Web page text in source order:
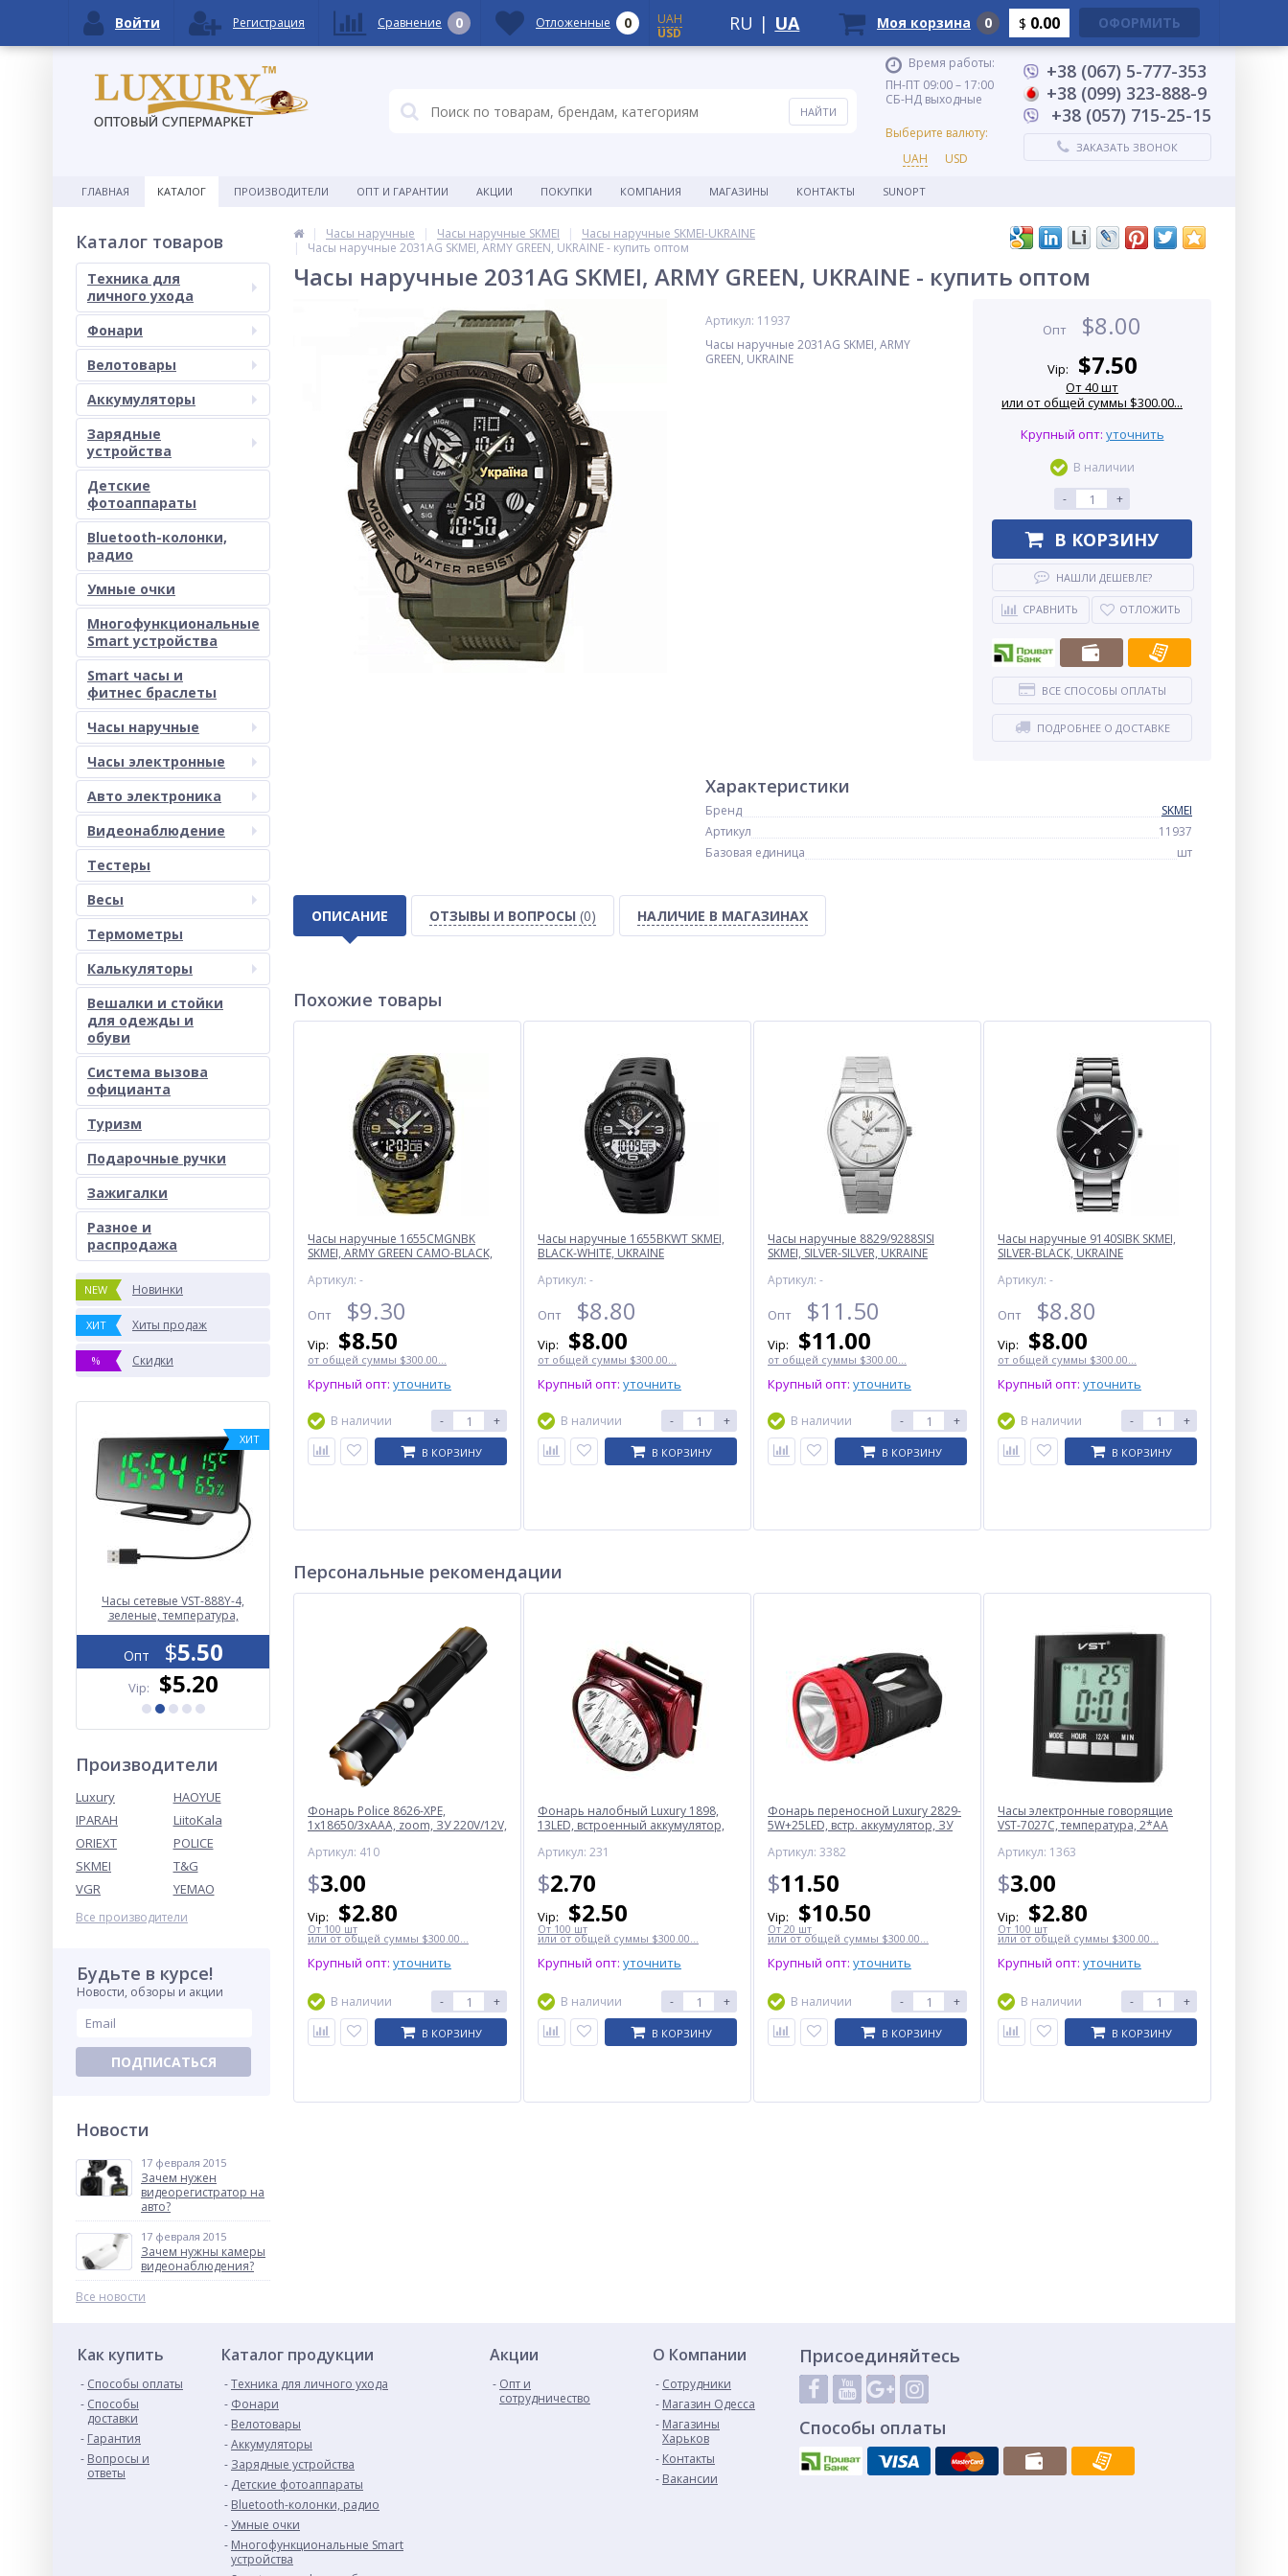
Время работы:
ПН-ПТ 09:00 – 17:00
СБ-НД выходные
Выберите валюту:
UAH
USD
+38 (067) 5-777-353
+38 (099) 323-888-9
+38 (057) 715-25-15
ЗАКАЗАТЬ ЗВОНОК
ГЛАВНАЯ КАТАЛОГ ПРОИЗВОДИТЕЛИ ОПТ И ГАРАНТИИ АКЦИИ ПОКУПКИ КОМПАНИЯ МАГАЗИНЫ КОНТАКТЫ SUNOPT
Каталог товаров
Техника для
личного ухода
Фонари
Велотовары
Аккумуляторы
Зарядные
устройства
Детские
фотоаппараты
Bluetooth-колонки,
радио
Умные очки
Многофункциональные
Smart устройства
Smart часы и
фитнес браслеты
Часы наручные
Часы электронные
Авто электроника
Видеонаблюдение
Тестеры
Весы
Термометры
Калькуляторы
Вешалки и стойки
для одежды и
обуви
Система вызова
официанта
Туризм
Подарочные ручки
Зажигалки
Разное и
раcпродажа
NEW Новинки
ХИТ Хиты продаж
% Скидки
ХИТ
Часы сетевые VST-888Y-4,
зеленые, температура,
Опт $5.50
Vip: $5.20 $0.05
7.00
$6.50 $4.30
Опт
Vip: $6.00
Производители
Luxury
HAOYUE
IPARAH
LiitoKala
ORIEXT
POLICE
SKMEI
T&G
VGR
YEMAO
Все производители
Будьте в курсе!
Новости, обзоры и акции
ПОДПИСАТЬСЯ
Новости
17 февраля 2015
Зачем нужен
видеорегистратор на
авто?
17 февраля 2015
Зачем нужны камеры
видеонаблюдения?
Все новости
Часы наручные Часы наручные SKMEI
Часы наручные SKMEI-UKRAINE
Часы наручные 2031AG SKMEI, ARMY GREEN, UKRAINE - купить оптом
Часы наручные 2031AG SKMEI, ARMY GREEN, UKRAINE - купить оптом
Артикул: 11937
Часы наручные 2031AG SKMEI, ARMY
GREEN, UKRAINE
Опт $8.00
Vip: $7.50
От 40 шт
или от общей суммы $300.00...
Крупный опт: уточнить
В наличии
-
+
В КОРЗИНУ
НАШЛИ ДЕШЕВЛЕ?
СРАВНИТЬ ОТЛОЖИТЬ
ВСЕ СПОСОБЫ ОПЛАТЫ
ПОДРОБНЕЕ О ДОСТАВКЕ
Характеристики
Бренд
SKMEI
Артикул
11937
Базовая единица
шт
ОПИСАНИЕ ОТЗЫВЫ И ВОПРОСЫ (0) НАЛИЧИЕ В МАГАЗИНАХ
Похожие товары
Часы наручные 1655CMGNBK
SKMEI, ARMY GREEN CAMO-BLACK,
Артикул: -
Опт $9.30
Vip: $8.50
от общей суммы $300.00...
Крупный опт: уточнить
В наличии - +
В КОРЗИНУ
Часы наручные 1655BKWT SKMEI,
BLACK-WHITE, UKRAINE
Артикул: -
Опт $8.80
Vip: $8.00
от общей суммы $300.00...
Крупный опт: уточнить
В наличии - +
В КОРЗИНУ
Часы наручные 8829/9288SISI
SKMEI, SILVER-SILVER, UKRAINE
Артикул: -
Опт $11.50
Vip: $11.00
от общей суммы $300.00...
Крупный опт: уточнить
В наличии - +
В КОРЗИНУ
Часы наручные 9140SIBK SKMEI,
SILVER-BLACK, UKRAINE
Артикул: -
Опт $8.80
Vip: $8.00
от общей суммы $300.00...
Крупный опт: уточнить
В наличии - +
В КОРЗИНУ
Персональные рекомендации
Фонарь Police 8626-XPE,
1х18650/3xAAA, zoom, ЗУ 220V/12V,
Артикул: 410
$3.00
Vip: $2.80
От 100 шт
или от общей суммы $300.00...
Крупный опт: уточнить
В наличии - +
В КОРЗИНУ
Фонарь налобный Luxury 1898,
13LED, встроенный аккумулятор,
Артикул: 231
$2.70
Vip: $2.50
От 100 шт
или от общей суммы $300.00...
Крупный опт: уточнить
В наличии - +
В КОРЗИНУ
Фонарь переносной Luxury 2829-
5W+25LED, встр. аккумулятор, ЗУ
Артикул: 3382
$11.50
Vip: $10.50
От 20 шт
или от общей суммы $300.00...
Крупный опт: уточнить
В наличии - +
В КОРЗИНУ
Часы электронные говорящие
VST-7027С, температура, 2*AA
Артикул: 1363
$3.00
Vip: $2.80
От 100 шт
или от общей суммы $300.00...
Крупный опт: уточнить
В наличии - +
В КОРЗИНУ
Как купить
Способы оплаты
Способы
доставки
Гарантия
Вопросы и
ответы
Каталог продукции
Техника для личного ухода
Фонари
Велотовары
Аккумуляторы
Зарядные устройства
Детские фотоаппараты
Bluetooth-колонки, радио
Умные очки
Многофункциональные Smart
устройства
Акции
Опт и
сотрудничество
О Компании
Сотрудники
Магазин Одесса
Магазины
Харьков
Контакты
Вакансии
Присоединяйтесь
Способы оплаты
Войти Регистрация Сравнение 0 Отложенные 0
UAH
USD
RU | UA Моя корзина 0 $ 0.00 ОФОРМИТЬ